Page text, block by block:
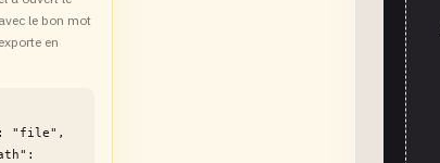
le bon mot
en